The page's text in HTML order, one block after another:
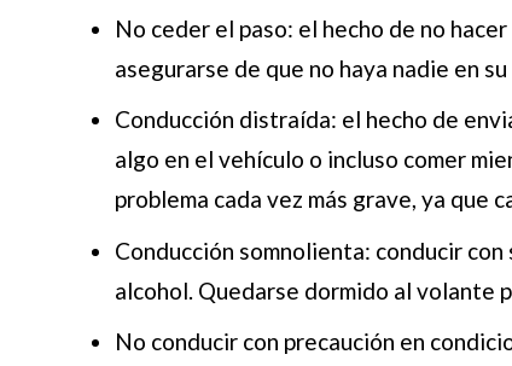
No ceder el paso: el hecho de no
asegurarse de que no haya nadie en su
Conducción distraída: el hecho de
algo en el vehículo o incluso comer
problema cada vez más grave, ya que
Conducción somnolienta: conducir
alcohol. Quedarse dormido al volante
No conducir con precaución en